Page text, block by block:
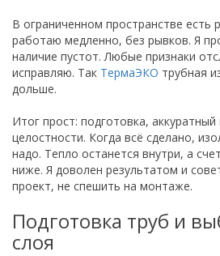
В ограниченном пространстве есть
работаю медленно, без рывков. Я
наличие пустот. Любые признаки
исправляю. Так ТермаЭКО трубная
дольше.
Итог прост: подготовка,
целостности. Когда всё сделано,
надо. Тепло останется внутри, а
ниже. Я доволен результатом и
проект, не спешить на монтаже.
Подготовка труб и
слоя